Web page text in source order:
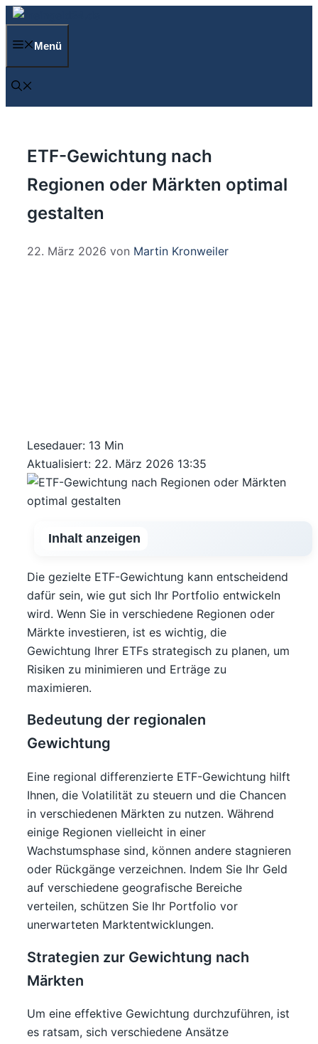
Zum
springen
Menü
ETF-Gewichtung nach
Regionen oder Märkten optimal
gestalten
22. März 2026 von Martin Kronweiler
Lesedauer: 13 Min
Aktualisiert: 22. März 2026 13:35
Inhalt anzeigen
Die gezielte ETF-Gewichtung kann entscheidend
dafür sein, wie gut sich Ihr Portfolio entwickeln
wird. Wenn Sie in verschiedene Regionen oder
Märkte investieren, ist es wichtig, die
Gewichtung Ihrer ETFs strategisch zu planen, um
Risiken zu minimieren und Erträge zu
maximieren.
Bedeutung der regionalen
Gewichtung
Eine regional differenzierte ETF-Gewichtung hilft
Ihnen, die Volatilität zu steuern und die Chancen
in verschiedenen Märkten zu nutzen. Während
einige Regionen vielleicht in einer
Wachstumsphase sind, können andere stagnieren
oder Rückgänge verzeichnen. Indem Sie Ihr Geld
auf verschiedene geografische Bereiche
verteilen, schützen Sie Ihr Portfolio vor
unerwarteten Marktentwicklungen.
Strategien zur Gewichtung nach
Märkten
Um eine effektive Gewichtung durchzuführen, ist
es ratsam, sich verschiedene Ansätze